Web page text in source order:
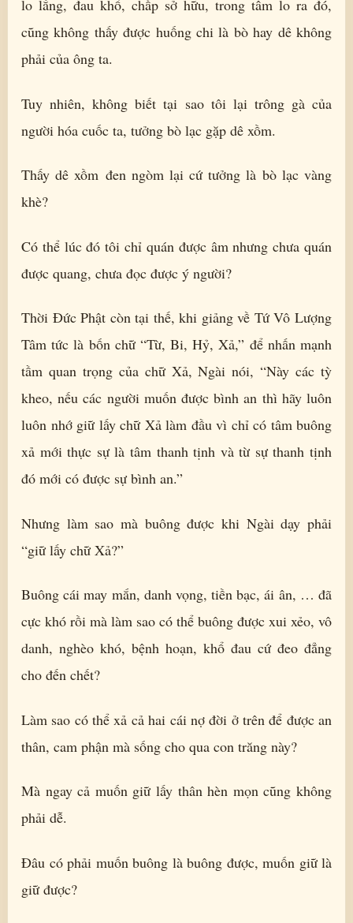
lo lắng, đau khổ, chấp sở hữu, trong tâm lo ra đó,
cũng không thấy được huống chi là bò hay dê không
phải của ông ta.
Tuy nhiên, không biết tại sao tôi lại trông gà của
người hóa cuốc ta, tưởng bò lạc gặp dê xồm.
Thấy dê xồm đen ngòm lại cứ tưởng là bò lạc vàng
khè?
Có thể lúc đó tôi chỉ quán được âm nhưng chưa quán
được quang, chưa đọc được ý người?
Thời Đức Phật còn tại thế, khi giảng về Tứ Vô Lượng
Tâm tức là bốn chữ “Từ, Bi, Hỷ, Xả,” để nhấn mạnh
tầm quan trọng của chữ Xả, Ngài nói, “Này các tỳ
kheo, nếu các người muốn được bình an thì hãy luôn
luôn nhớ giữ lấy chữ Xả làm đầu vì chỉ có tâm buông
xả mới thực sự là tâm thanh tịnh và từ sự thanh tịnh
đó mới có được sự bình an.”
Nhưng làm sao mà buông được khi Ngài dạy phải
“giữ lấy chữ Xả?”
Buông cái may mắn, danh vọng, tiền bạc, ái ân, … đã
cực khó rồi mà làm sao có thể buông được xui xẻo, vô
danh, nghèo khó, bệnh hoạn, khổ đau cứ đeo đẳng
cho đến chết?
Làm sao có thể xả cả hai cái nợ đời ở trên để được an
thân, cam phận mà sống cho qua con trăng này?
Mà ngay cả muốn giữ lấy thân hèn mọn cũng không
phải dễ.
Đâu có phải muốn buông là buông được, muốn giữ là
giữ được?